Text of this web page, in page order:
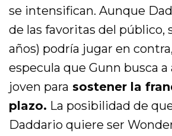
se intensifican. Aunque
de las favoritas del público,
años) podría jugar en
especula que Gunn busca
joven para sostener la
plazo. La posibilidad de
Daddario quiere ser